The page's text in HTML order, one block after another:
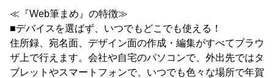
≪『Web筆まめ』の特徴≫
■デバイスを選ばず、いつでもどこでも使える！
住所録、宛名面、デザイン面の作成・編集がすべてブラウ
ザ上で行えます。会社や自宅のパソコンで、外出先ではタ
ブレットやスマートフォンで、いつでも色々な場所で年賀